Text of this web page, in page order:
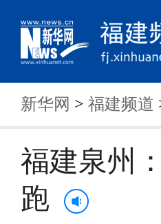
新华网 > 福建频道
福建泉州
跑